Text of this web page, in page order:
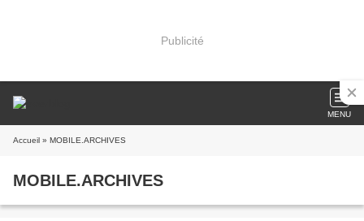
Publicité
MENU
Accueil » MOBILE.ARCHIVES
MOBILE.ARCHIVES